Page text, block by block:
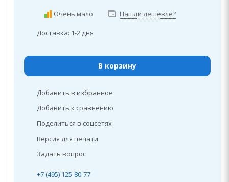
Очень мало Нашли дешевле?
Доставка: 1-2 дня
В корзину
Добавить в избранное
Добавить к сравнению
Поделиться в соцсетях
Версия для печати
Задать вопрос
+7 (495) 125-80-77